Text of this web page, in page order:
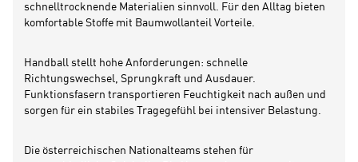
schnelltrocknende Materialien sinnvoll. Für den Alltag bieten
komfortable Stoffe mit Baumwollanteil Vorteile.
Handball stellt hohe Anforderungen: schnelle
Richtungswechsel, Sprungkraft und Ausdauer.
Funktionsfasern transportieren Feuchtigkeit nach außen und
sorgen für ein stabiles Tragegefühl bei intensiver Belastung.
Die österreichischen Nationalteams stehen für